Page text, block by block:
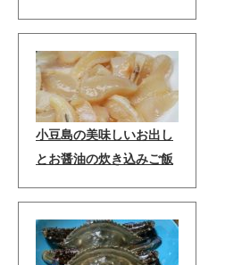
小豆島の美味しいお出し
とお醤油の炊き込みご飯